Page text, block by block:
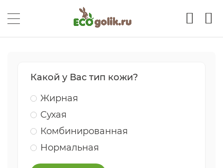
Какой у Вас тип кожи?
Жирная
Сухая
Комбинированная
Нормальная